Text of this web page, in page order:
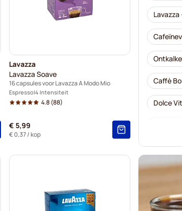
Lavazza
Lavazza Soave
16 capsules voor Lavazza A Modo Mio
Espresso 4 Intensiteit
4.8(88)
€ 5,99
€ 0,37/ kop
Lavazza
Caffè
Dolce